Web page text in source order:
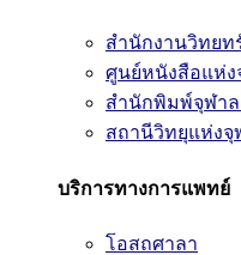
สำนักงานวิทยท
ศูนย์หนังสือแห่ง
สำนักพิมพ์จุฬา
สถานีวิทยุแห่งจุ
บริการทางการแพทย์
โอสถศาลา